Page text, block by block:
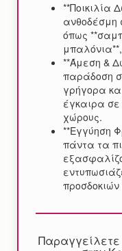
**Ποικιλία
όπως
**Άμεση &
παράδοση
γρήγορα
έγκαιρα
χώρους.
**Εγγύηση
πάντα τα
Παραγγείλετε